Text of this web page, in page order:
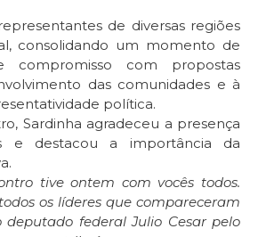
de diversas regiões
consolidando um momento de
compromisso com propostas
das comunidades e à
política.
Sardinha agradeceu a presença
e destacou a importância da
tive ontem com vocês todos.
os líderes que compareceram
deputado federal Julio Cesar pelo